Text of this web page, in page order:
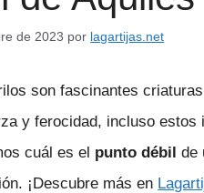
de 2023 por lagartijas.net
son fascinantes
y ferocidad, incluso
cuál es el punto débil de
¡Descubre más en